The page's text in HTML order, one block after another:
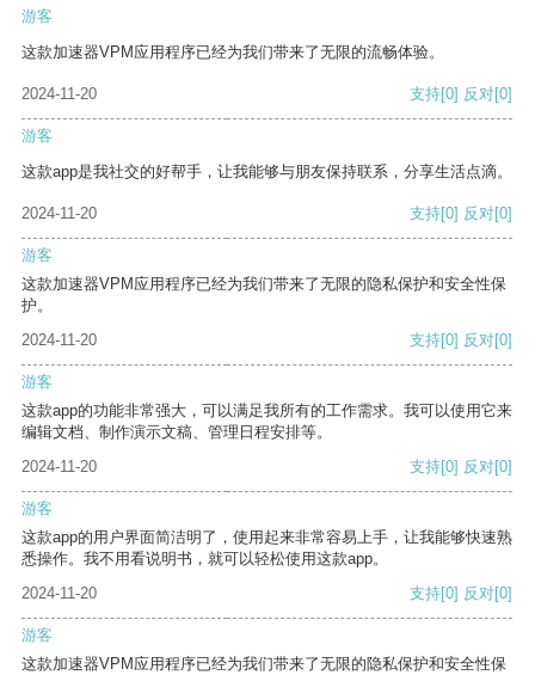
游客
这款加速器VPM应用程序已经为我们带来了无限的流畅体验。
2024-11-20 支持[0] 反对[0]
游客
这款app是我社交的好帮手，让我能够与朋友保持联系，分享生活点滴。
2024-11-20 支持[0] 反对[0]
游客
这款加速器VPM应用程序已经为我们带来了无限的隐私保护和安全性保
护。
2024-11-20
支持[0] 反对[0]
游客
这款app的功能非常强大，可以满足我所有的工作需求。我可以使用它来
编辑文档、制作演示文稿、管理日程安排等。
2024-11-20
支持[0] 反对[0]
游客
这款app的用户界面简洁明了，使用起来非常容易上手，让我能够快速熟
悉操作。我不用看说明书，就可以轻松使用这款app。
2024-11-20
支持[0] 反对[0]
游客
这款加速器VPM应用程序已经为我们带来了无限的隐私保护和安全性保